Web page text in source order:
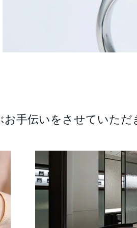
お手伝いをさせていただ